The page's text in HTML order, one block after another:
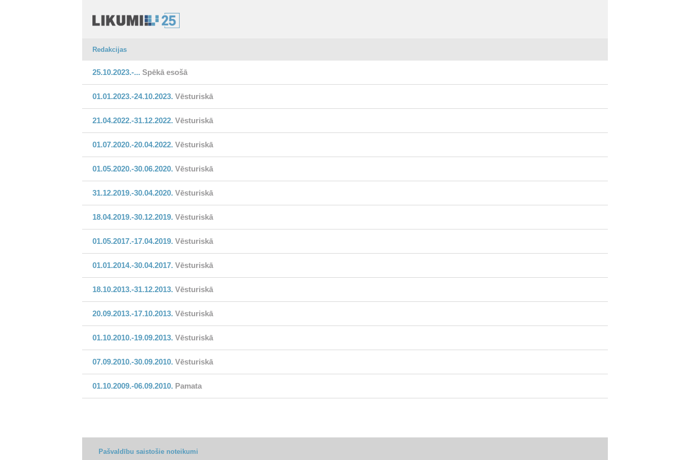
Redakcijas
25.10.2023.-... Spēkā esošā
01.01.2023.-24.10.2023. Vēsturiskā
21.04.2022.-31.12.2022. Vēsturiskā
01.07.2020.-20.04.2022. Vēsturiskā
01.05.2020.-30.06.2020. Vēsturiskā
31.12.2019.-30.04.2020. Vēsturiskā
18.04.2019.-30.12.2019. Vēsturiskā
01.05.2017.-17.04.2019. Vēsturiskā
01.01.2014.-30.04.2017. Vēsturiskā
18.10.2013.-31.12.2013. Vēsturiskā
20.09.2013.-17.10.2013. Vēsturiskā
01.10.2010.-19.09.2013. Vēsturiskā
07.09.2010.-30.09.2010. Vēsturiskā
01.10.2009.-06.09.2010. Pamata
Pašvaldību saistošie noteikumi